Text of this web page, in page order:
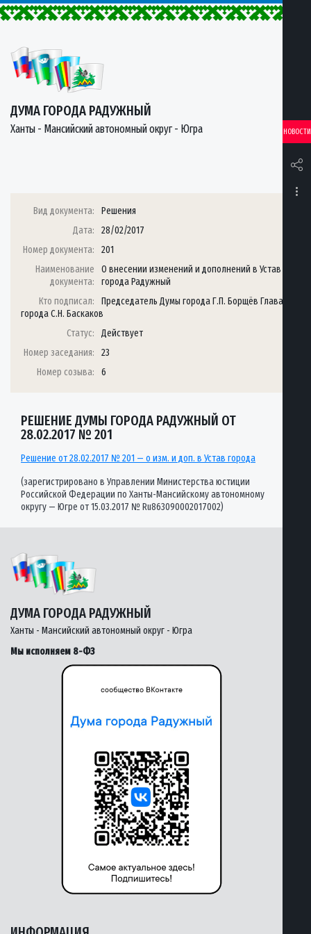
ДУМА ГОРОДА РАДУЖНЫЙ
Ханты - Мансийский автономный округ - Югра НОВОСТИ
Вид документа:
Решения
Дата:
28/02/2017
Номер документа:
201
Наименование
документа:
О внесении изменений и дополнений в Устав
города Радужный
Кто подписал:
Председатель Думы города Г.П. Борщёв Глава
города С.Н. Баскаков
Статус:
Действует
Номер заседания:
23
Номер созыва:
6
РЕШЕНИЕ ДУМЫ ГОРОДА РАДУЖНЫЙ ОТ
28.02.2017 № 201
Решение от 28.02.2017 № 201 — о изм. и доп. в Устав города
(зарегистрировано в Управлении Министерства юстиции
Российской Федерации по Ханты-Мансийскому автономному
округу — Югре от 15.03.2017 № Ru863090002017002)
ДУМА ГОРОДА РАДУЖНЫЙ
Ханты - Мансийский автономный округ - Югра
Мы исполняем 8-ФЗ